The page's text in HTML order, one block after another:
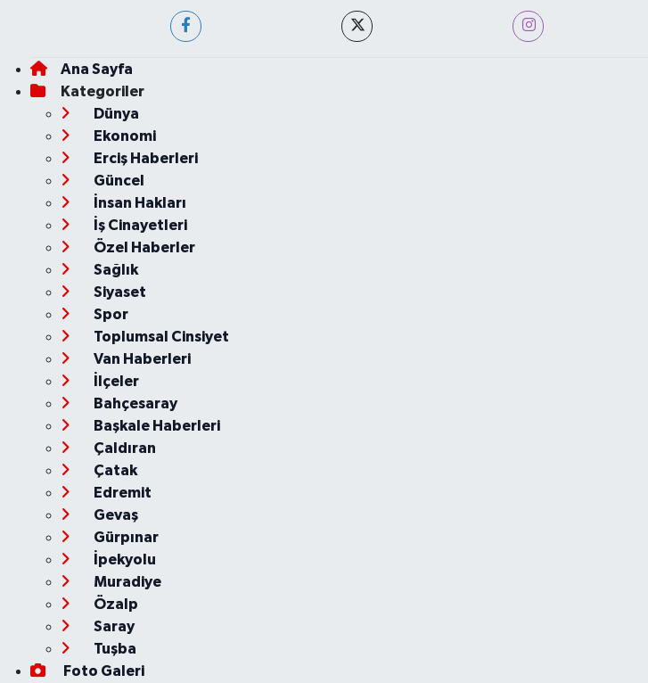
Ana Sayfa
Kategoriler
Dünya
Ekonomi
Erciş Haberleri
Güncel
İnsan Hakları
İş Cinayetleri
Özel Haberler
Sağlık
Siyaset
Spor
Toplumsal Cinsiyet
Van Haberleri
İlçeler
Bahçesaray
Başkale Haberleri
Çaldıran
Çatak
Edremit
Gevaş
Gürpınar
İpekyolu
Muradiye
Özalp
Saray
Tuşba
Foto Galeri